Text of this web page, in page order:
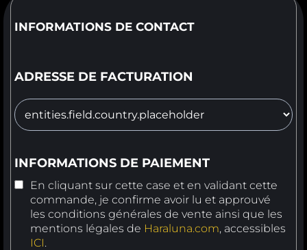
INFORMATIONS DE CONTACT
ADRESSE DE FACTURATION
INFORMATIONS DE PAIEMENT
En cliquant sur cette case et en validant cette
commande, je confirme avoir lu et approuvé
les conditions générales de vente ainsi que les
mentions légales de Haraluna.com, accessibles
ICI.